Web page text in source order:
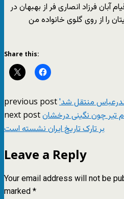
آبان فرزاد انصاری فر از بهبهان در
را از روی گلوی خانواده من
Share this:
previous post
next postتیر چون نگینی درخشان
بر تارک تاریخ ایران نشسته است
Leave a Reply
Your email address will not be
marked*